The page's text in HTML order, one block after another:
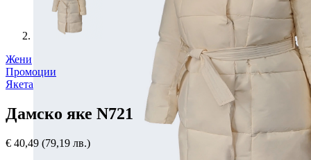
Жени
Промоции
Якета
Дамско яке N721
€ 40,49 (79,19 лв.)